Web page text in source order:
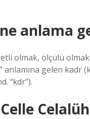
anlama
olmak, ölçülü
anlamına gelen kadr
“ḳdr”).